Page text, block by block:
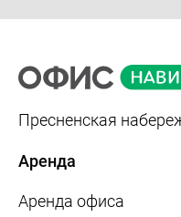
Пресненская
Аренда
Аренда офиса